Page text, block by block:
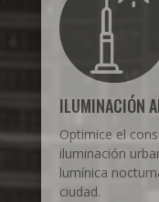
ILUMINACIÓN
Optimice el
iluminación
lumínica
ciudad.